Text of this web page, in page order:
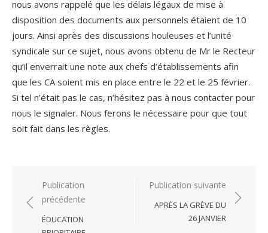
nous avons rappelé que les délais légaux de mise à
disposition des documents aux personnels étaient de 10
jours. Ainsi après des discussions houleuses et l’unité
syndicale sur ce sujet, nous avons obtenu de Mr le Recteur
qu’il enverrait une note aux chefs d’établissements afin
que les CA soient mis en place entre le 22 et le 25 février.
Si tel n’était pas le cas, n’hésitez pas à nous contacter pour
nous le signaler. Nous ferons le nécessaire pour que tout
soit fait dans les règles.
Navigation
de
l’article
Publication
précédente
ÉDUCATION
Publication suivante
APRÈS LA GRÈVE DU
26 JANVIER